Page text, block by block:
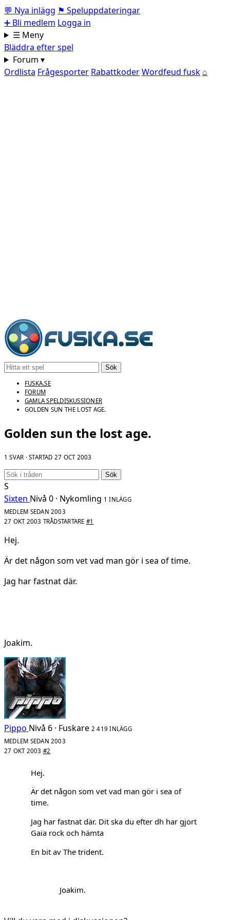
💬 Nya inlägg ⚑ Speluppdateringar
➕ Bli medlem Logga in
☰ Meny
Bläddra efter spel
Forum ▾
Ordlista Frågesporter RabattkoderWordfeud fusk ⌂
Sök
FUSKA.SE
FORUM
GAMLA SPELDISKUSSIONER
GOLDEN SUN THE LOST AGE.
Golden sun the lost age.
1 SVAR · STARTAD 27 OCT 2003
Sök
S
Sixten Nivå 0 · Nykomling 1 INLÄGG
MEDLEM SEDAN 2003
27 OKT 2003 TRÅDSTARTARE #1
Hej.
Är det någon som vet vad man gör i sea of time.
Jag har fastnat där.
Joakim.
Pippo Nivå 6 · Fuskare 2 419 INLÄGG
MEDLEM SEDAN 2003
27 OKT 2003 #2
Hej.
Är det någon som vet vad man gör i sea of
time.
Jag har fastnat där. Dit ska du efter dh har gjort
Gaia rock och hämta
En bit av The trident.
Joakim.